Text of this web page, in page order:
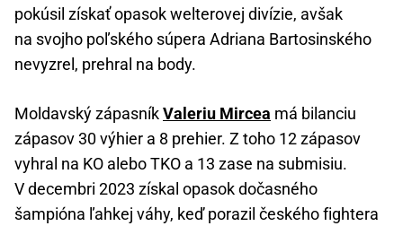
pokúsil získať opasok welterovej divízie, avšak
na svojho poľského súpera Adriana Bartosinského
nevyzrel, prehral na body.
Moldavský zápasníkValeriu Mircea má bilanciu
zápasov 30 výhier a 8 prehier. Z toho 12 zápasov
vyhral na KO alebo TKO a 13 zase na submisiu.
V decembri 2023 získal opasok dočasného
šampióna ľahkej váhy, keď porazil českého fightera